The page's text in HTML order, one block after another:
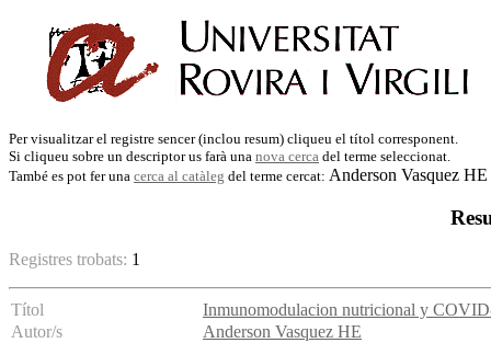
Per visualitzar el registre sencer (inclou resum) cliqueu el títol corresponent.
Si cliqueu sobre un descriptor us farà una nova cerca del terme seleccionat.
També es pot fer una cerca al catàleg del terme cercat: Anderson Vasquez HE
Registres trobats: 1
Títol
Inmunomodulacion nutricional y
Autor/s
Anderson Vasquez HE